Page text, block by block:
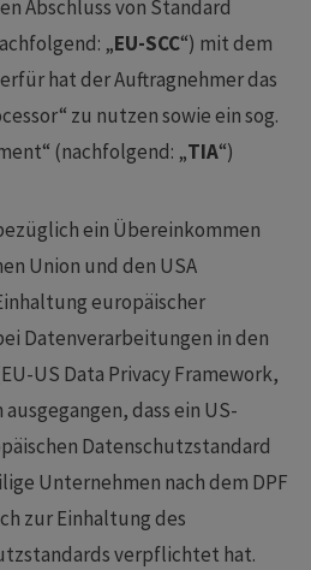
Abschluss von Standard
„EU-SCC“) mit dem
hat der Auftragnehmer das
zu nutzen sowie ein sog.
(nachfolgend: „TIA“)
ein Übereinkommen
Union und den USA
europäischer
Datenverarbeitungen in den
US Data Privacy Framework,
dass ein US-
Datenschutzstandard
Unternehmen nach dem DPF
zur Einhaltung des
verpflichtet hat.